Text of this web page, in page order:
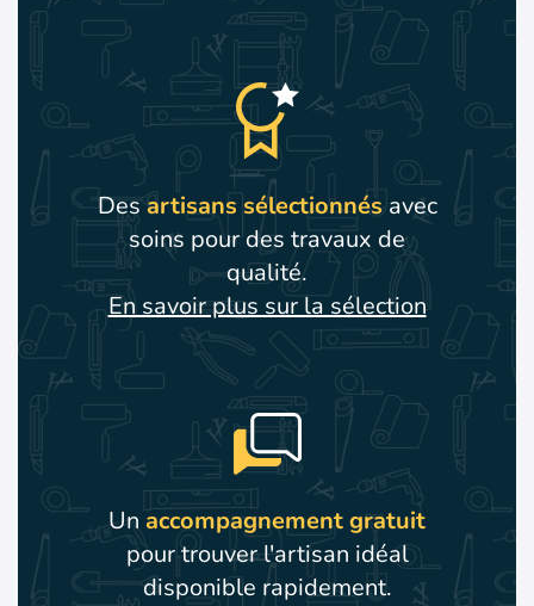
Desartisans sélectionnésavec
soins pour des travaux de
qualité.
En savoir plus sur la sélection
Unaccompagnement gratuit
pour trouver l'artisan idéal
disponible rapidement.